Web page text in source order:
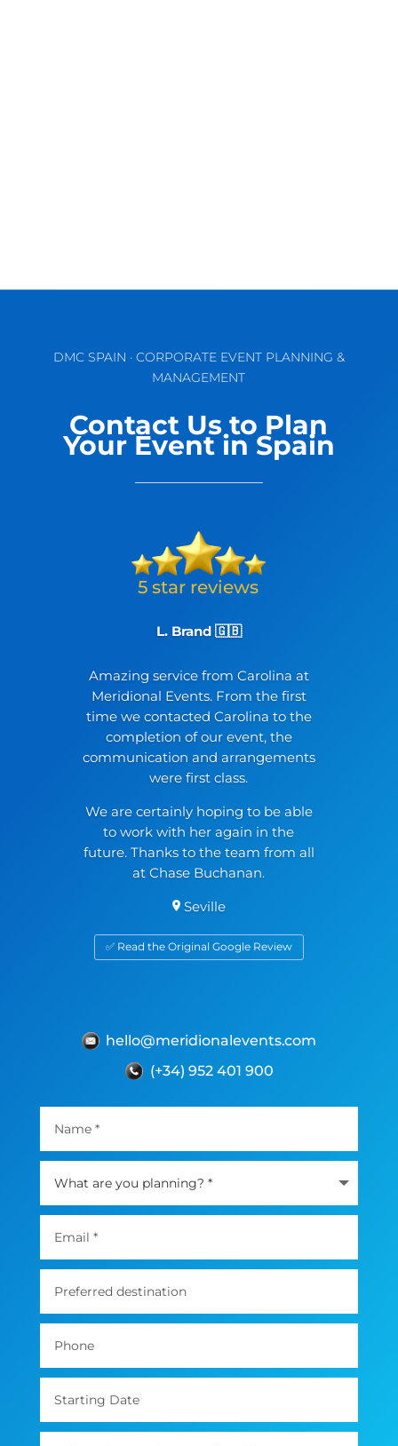
DMC SPAIN · CORPORATE EVENT PLANNING &
MANAGEMENT
Contact Us to Plan
Your Event in Spain
L. Brand 🇬🇧
Amazing service from Carolina at
Meridional Events. From the first
time we contacted Carolina to the
completion of our event, the
communication and arrangements
were first class.
We are certainly hoping to be able
to work with her again in the
future. Thanks to the team from all
at Chase Buchanan.
Seville
✅ Read the Original Google Review